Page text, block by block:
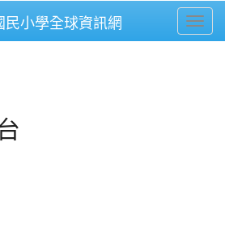
小學全球資訊網